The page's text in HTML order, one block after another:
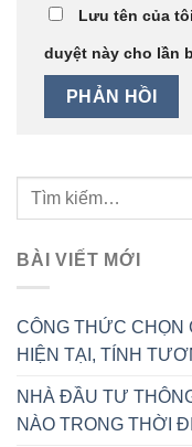
Lưu tên của
duyệt này cho lần
BÀI VIẾT MỚI
CÔNG THỨC CHỌN
HIỆN TẠI, TÍNH
NHÀ ĐẦU TƯ
NÀO TRONG THỜI